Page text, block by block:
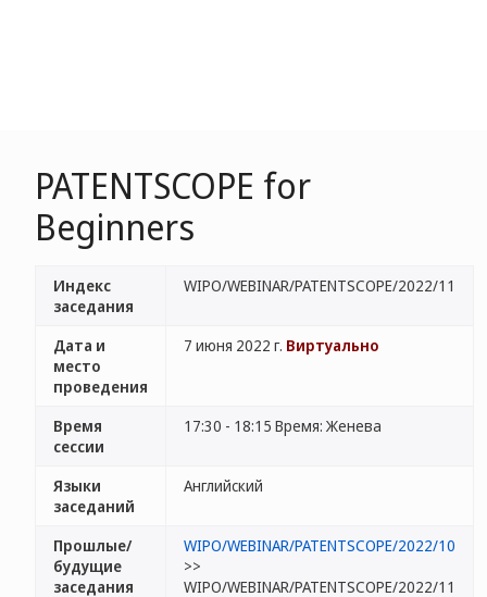
PATENTSCOPE for
Beginners
Индекс
заседания
WIPO/WEBINAR/PATENTSCOPE/2022/11
Дата и
место
проведения
7 июня 2022 г. Виртуально
Время
сессии
17:30 - 18:15 Время: Женева
Языки
заседаний
Английский
Прошлые/
будущие
заседания
WIPO/WEBINAR/PATENTSCOPE/2022/10
>>
WIPO/WEBINAR/PATENTSCOPE/2022/11